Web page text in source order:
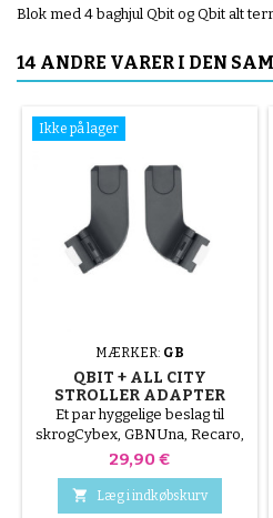
Blok med 4 baghjul Qbit og Qbit alt
14 ANDRE VARER I DEN
Ikke på lager
MÆRKER: GB
QBIT + ALL CITY
STROLLER ADAPTER
Et par hyggelige beslag til
skrogCybex, GBNUna, Recaro,
Kiddy og Besafe....
Pris
29,90 €
 Læg i indkøbskurv